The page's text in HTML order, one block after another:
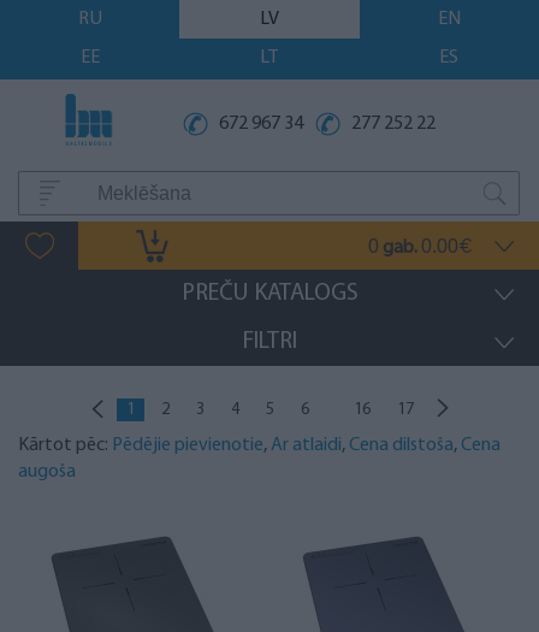
RU LV
EN
EE
LT ES
672 967 34 277 252 22
0 gab. 0.00€
PREČU KATALOGS
FILTRI
1 2 3 4 5 6 16 17
Kārtot pēc: Pēdējie pievienotie,Ar atlaidi, Cena dilstoša, Cena
augoša